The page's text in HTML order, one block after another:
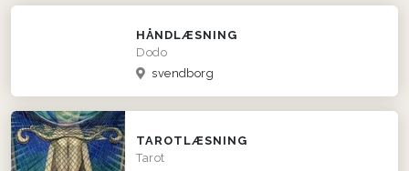
HÅNDLÆSNING
Dodo
svendborg
TAROTLÆSNING
Tarot